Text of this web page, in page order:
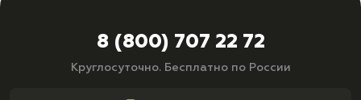
8 (800) 707 22 72
Круглосуточно. Бесплатно по России